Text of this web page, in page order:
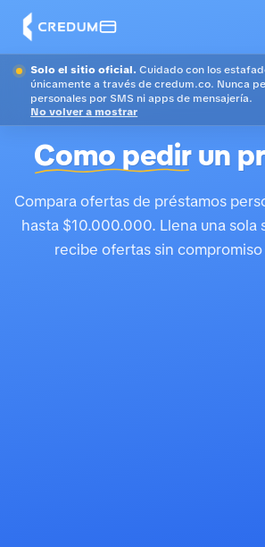
Solo el sitio oficial. Cuidado con los
únicamente a través de credum.co. Nunca
personales por SMS ni apps de mensajería.
No volver a mostrar
Como pedirun
Compara ofertas de préstamos
hasta $10.000.000. Llena una sola
recibe ofertas sin